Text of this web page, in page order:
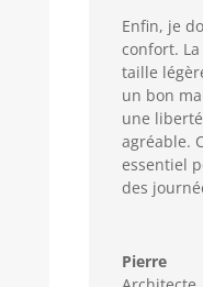
Enfin, je
confort.
taille
un bon
une
agréable.
essentiel
des
Pierre